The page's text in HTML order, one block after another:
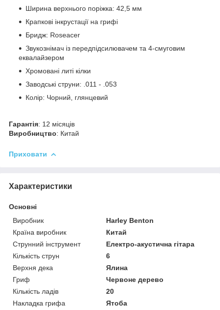
Ширина верхнього поріжка: 42,5 мм
Крапкові інкрустації на грифі
Бридж: Roseacer
Звукознімач із передпідсилювачем та 4-смуговим
еквалайзером
Хромовані литі кілки
Заводські струни: .011 - .053
Колір: Чорний, глянцевий
Гарантія: 12 місяців
Виробництво: Китай
Приховати
Характеристики
Основні
Виробник
Harley Benton
Країна виробник
Китай
Струнний інструмент
Електро-акустична гітара
Кількість струн
6
Верхня дека
Ялина
Гриф
Червоне дерево
Кількість ладів
20
Накладка грифа
Ятоба